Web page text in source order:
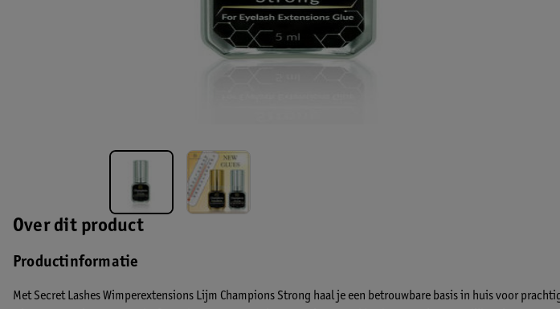
Over dit product
Productinformatie
Met Secret Lashes Wimperextensions Lijm Champions Strong haal je een betrouwbare basis in huis voor